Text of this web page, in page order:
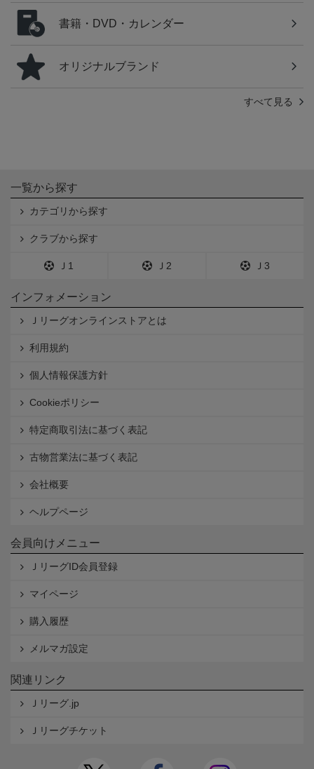
書籍・DVD・カレンダー
オリジナルブランド
すべて見る
一覧から探す
カテゴリから探す
クラブから探す
Ｊ1 Ｊ2 Ｊ3
インフォメーション
Ｊリーグオンラインストアとは
利用規約
個人情報保護方針
Cookieポリシー
特定商取引法に基づく表記
古物営業法に基づく表記
会社概要
ヘルプページ
会員向けメニュー
ＪリーグID会員登録
マイページ
購入履歴
メルマガ設定
関連リンク
Ｊリーグ.jp
Ｊリーグチケット